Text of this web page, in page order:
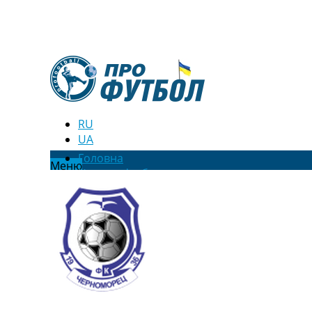
RU
UA
МенюГоловна
Новини футболу
Відео
Новини футболу України
Футбольні трансфери
Останні коментарі
Конкурс прогнозів
Логін
Рейтінги
Правила